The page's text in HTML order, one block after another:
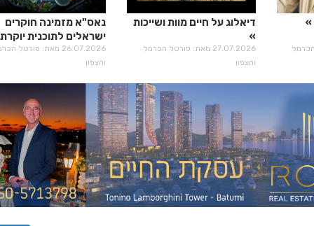
הכרמל
דיאלוג על חיים מוות ושייכות
27.07.2026 מאת: פורטל הכרמל
והצפון
נאס"א מזמינה חוקרים
ישראלים לתוכנית
26.07.2026 מאת: פורטל
והצפון